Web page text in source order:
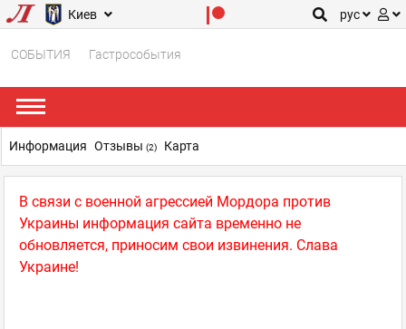
Киев рус
СОБЫТИЯ Гастрособытия
В связи с военной агрессией Мордора против
Украины информация сайта временно не
обновляется, приносим свои извинения. Слава
Украине!
Информация Отзывы (2) Карта